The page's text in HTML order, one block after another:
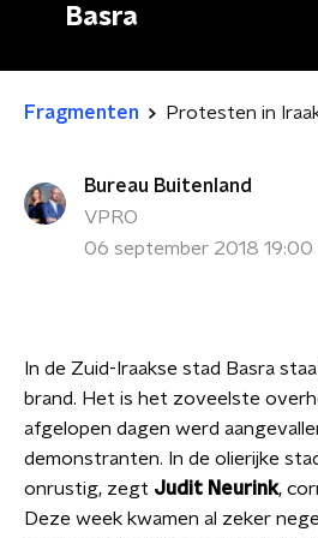
Basra
Fragmenten Protesten in
Bureau Buitenland
VPRO
06 september 2018 19:00
In de Zuid-Iraakse stad Basra
brand. Het is het zoveelste
afgelopen dagen werd
demonstranten. In de olierijke
onrustig, zegt Judit Neurink,
Deze week kwamen al zeker